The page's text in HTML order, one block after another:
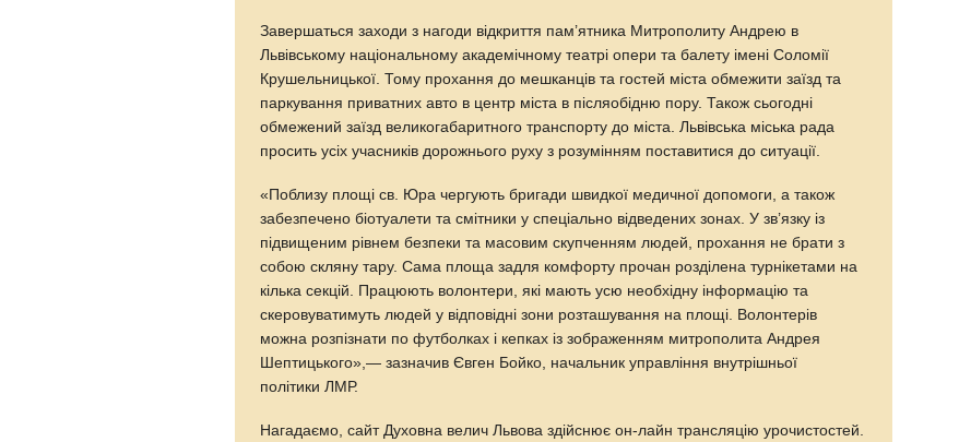
Завершаться заходи з нагоди відкриття пам’ятника Митрополиту Андрею в
Львівському національному академічному театрі опери та балету імені Соломії
Крушельницької. Тому прохання до мешканців та гостей міста обмежити заїзд та
паркування приватних авто в центр міста в післяобідню пору. Також сьогодні
обмежений заїзд великогабаритного транспорту до міста. Львівська міська рада
просить усіх учасників дорожнього руху з розумінням поставитися до ситуації.
«Поблизу площі св. Юра чергують бригади швидкої медичної допомоги, а також
забезпечено біотуалети та смітники у спеціально відведених зонах. У зв’язку із
підвищеним рівнем безпеки та масовим скупченням людей, прохання не брати з
собою скляну тару. Сама площа задля комфорту прочан розділена турнікетами на
кілька секцій. Працюють волонтери, які мають усю необхідну інформацію та
скеровуватимуть людей у відповідні зони розташування на площі. Волонтерів
можна розпізнати по футболках і кепках із зображенням митрополита Андрея
Шептицького»,— зазначив Євген Бойко, начальник управління внутрішньої
політики ЛМР.
Нагадаємо, сайт Духовна велич Львова здійснює он-лайн трансляцію урочистостей.